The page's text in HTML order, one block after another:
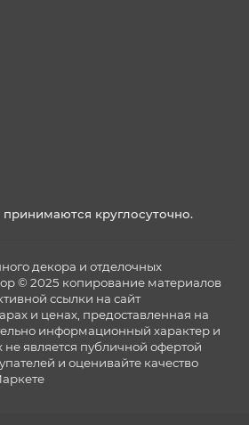
принимаются круглосуточно.
декора и отделочных
© 2025 копирование материалов
ссылки на сайт
и ценах, предоставленная на
информационный характер и
не является публичной офертой